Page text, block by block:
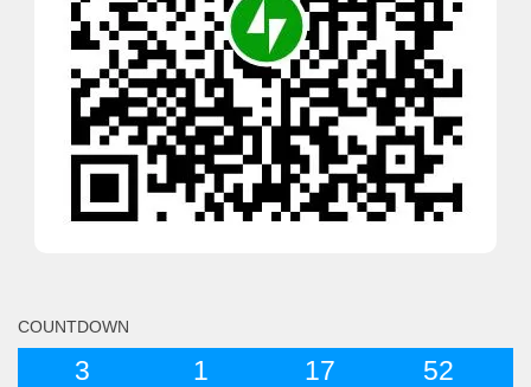
COUNTDOWN
3 1 17 52